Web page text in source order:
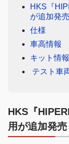
HKS『
が追加発売
仕様
車高情報
キット情報
テスト車
HKS『
用が追加発売